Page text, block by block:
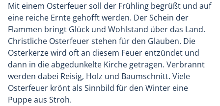
Mit einem Osterfeuer soll der Frühling begrüßt und auf
eine reiche Ernte gehofft werden. Der Schein der
Flammen bringt Glück und Wohlstand über das Land.
Christliche Osterfeuer stehen für den Glauben. Die
Osterkerze wird oft an diesem Feuer entzündet und
dann in die abgedunkelte Kirche getragen. Verbrannt
werden dabei Reisig, Holz und Baumschnitt. Viele
Osterfeuer krönt als Sinnbild für den Winter eine
Puppe aus Stroh.